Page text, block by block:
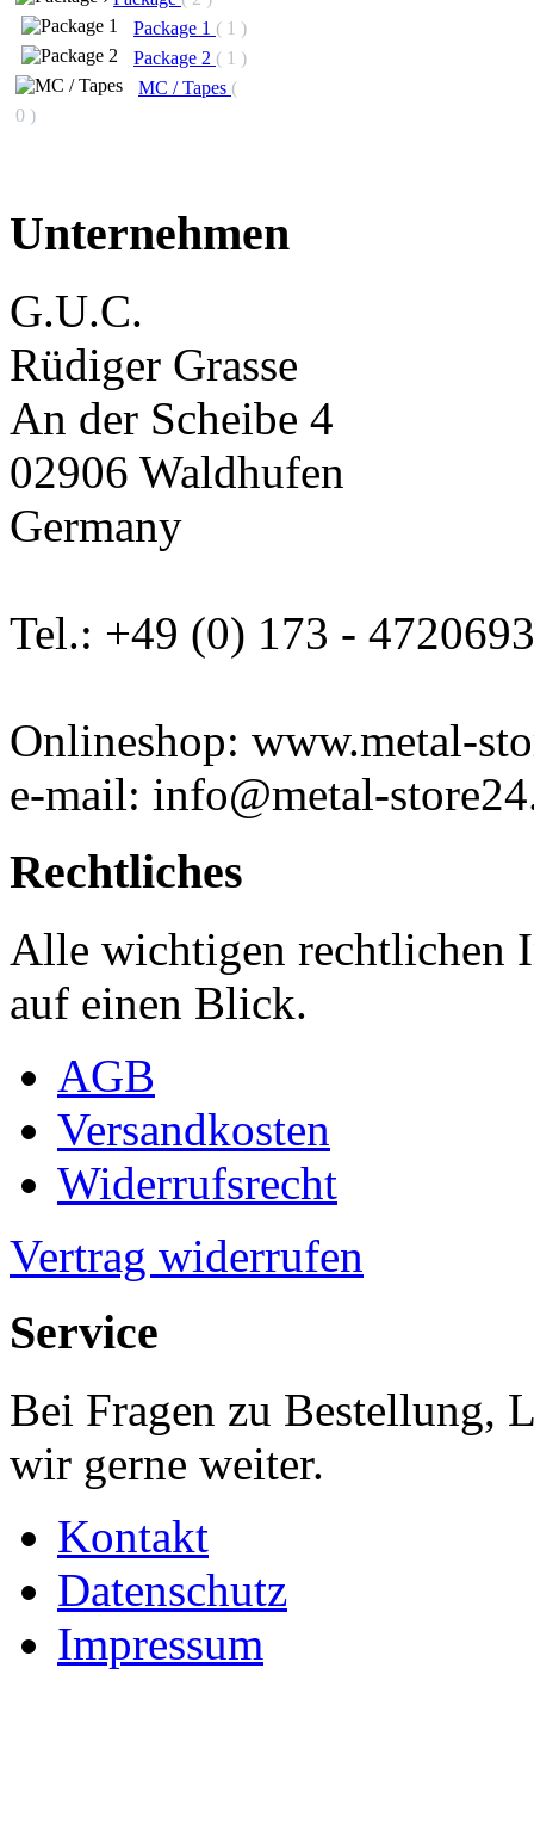
Package 1 ( 1 )
Package 2 ( 1 )
MC / Tapes (
0 )
Unternehmen
G.U.C.
Rüdiger Grasse
An der Scheibe 4
02906 Waldhufen
Germany
Tel.: +49 (0) 173 - 4720693
Onlineshop: www.metal-
e-mail: info@metal-
Rechtliches
Alle wichtigen rechtlichen
auf einen Blick.
AGB
Versandkosten
Widerrufsrecht
Vertrag widerrufen
Service
Bei Fragen zu Bestellung,
wir gerne weiter.
Kontakt
Datenschutz
Impressum